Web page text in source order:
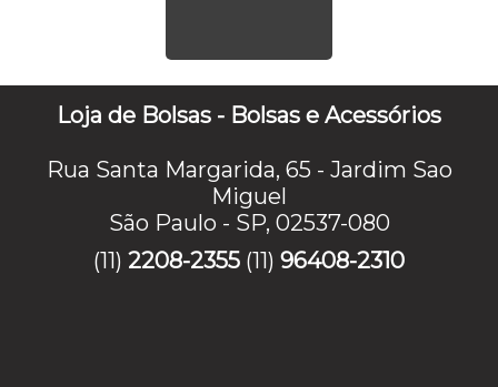
Loja de Bolsas - Bolsas e Acessórios
Rua Santa Margarida, 65 - Jardim Sao
Miguel
São Paulo - SP, 02537-080
(11) 2208-2355 (11) 96408-2310